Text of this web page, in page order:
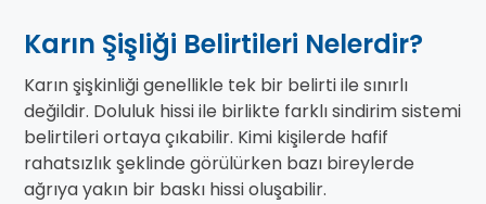
Karın Şişliği Belirtileri Nelerdir?
Karın şişkinliği genellikle tek bir belirti ile sınırlı
değildir. Doluluk hissi ile birlikte farklı sindirim sistemi
belirtileri ortaya çıkabilir. Kimi kişilerde hafif
rahatsızlık şeklinde görülürken bazı bireylerde
ağrıya yakın bir baskı hissi oluşabilir.